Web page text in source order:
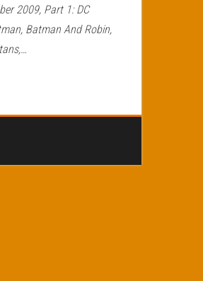
2009, Part 1: DC
Batman And Robin,